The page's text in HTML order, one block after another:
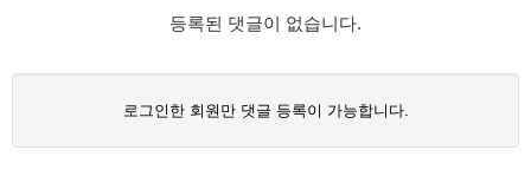
등록된 댓글이 없습니다.
로그인한 회원만 댓글 등록이 가능합니다.